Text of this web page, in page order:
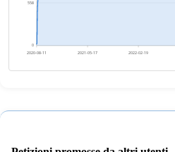
0
558
2020-08-11 2021-05-17 2022-02-19